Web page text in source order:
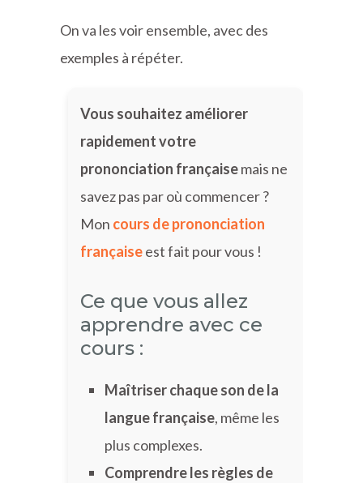
On va les voir ensemble, avec des
exemples à répéter.
Vous souhaitez améliorer
rapidement votre
prononciation françaisemais ne
savez pas par où commencer ?
Mon cours de prononciation
françaiseest fait pour vous !
Ce que vous allez
apprendre avec ce
cours :
Maîtriser chaque son de la
langue française, même les
plus complexes.
Comprendre les règles de